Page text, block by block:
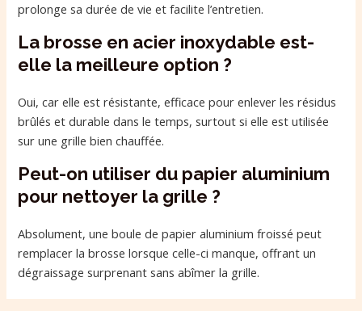
prolonge sa durée de vie et facilite l’entretien.
La brosse en acier inoxydable est-
elle la meilleure option ?
Oui, car elle est résistante, efficace pour enlever les résidus
brûlés et durable dans le temps, surtout si elle est utilisée
sur une grille bien chauffée.
Peut-on utiliser du papier aluminium
pour nettoyer la grille ?
Absolument, une boule de papier aluminium froissé peut
remplacer la brosse lorsque celle-ci manque, offrant un
dégraissage surprenant sans abîmer la grille.